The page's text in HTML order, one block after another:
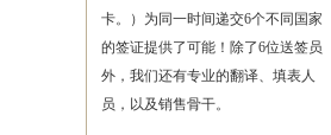
卡。）为同一时间递交6个不同国家
的签证提供了可能！除了6位送签员
外，我们还有专业的翻译、填表人
员，以及销售骨干。